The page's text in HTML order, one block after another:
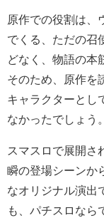
原作での役割は、
でくる、ただの召
どなく、物語の本
そのため、原作を
キャラクターとし
なかったでしょう。
スマスロで展開さ
瞬の登場シーンか
なオリジナル演出
も、パチスロなら